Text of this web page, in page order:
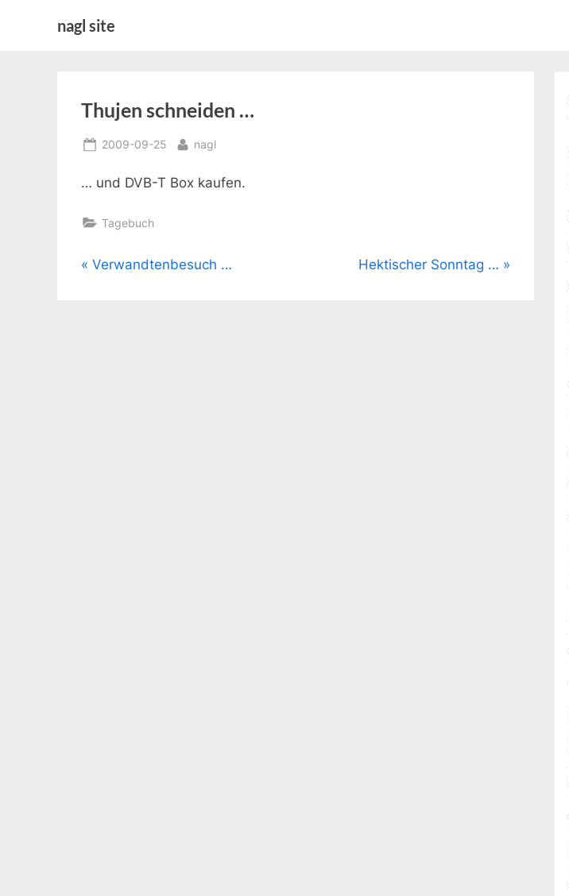
nagl site
Thujen schneiden …
Posted
2009-09-25 By
nagl
… und DVB-T Box kaufen.
Tagebuch
Beitragsnavigation
P
Verwandtenbesuch …
N
Hektischer Sonntag …